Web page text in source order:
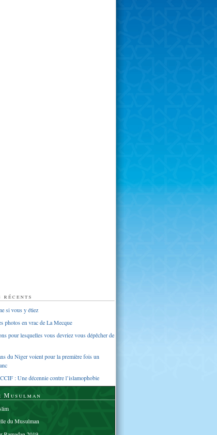
si vous y étiez
photos en vrac de La Mecque
pour lesquelles vous devriez vous dépêcher de
du Niger voient pour la première fois un
: Une décennie contre l’islamophobie
Musulman
du Musulman